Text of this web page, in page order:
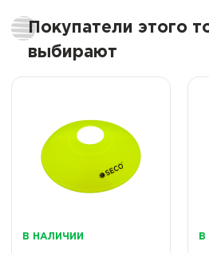
Покупатели этого
выбирают
В НАЛИЧИИ В